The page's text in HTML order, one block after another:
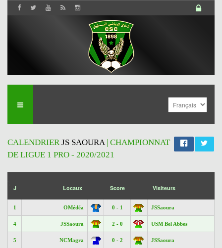
CALENDRIERJS SAOURA| CHAMPIONNAT
DE LIGUE 1 PRO - 2020/2021
J Locaux Score Visiteurs
1 OMédéa 0 - 1 JSSaoura
4 JSSaoura 2 - 0 USM Bel Abbes
5 NCMagra 0 - 2 JSSaoura